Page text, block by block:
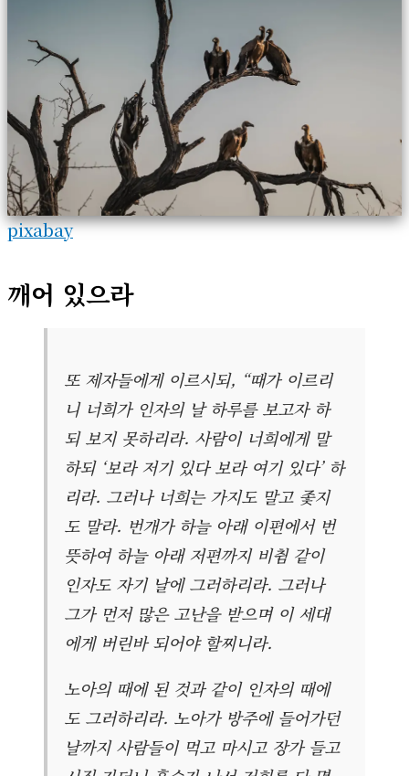
pixabay
깨어 있으라
또 제자들에게 이르시되, “때가 이르리
니 너희가 인자의 날 하루를 보고자 하
되 보지 못하리라. 사람이 너희에게 말
하되 ‘보라 저기 있다 보라 여기 있다’ 하
리라. 그러나 너희는 가지도 말고 좇지
도 말라. 번개가 하늘 아래 이편에서 번
뜻하여 하늘 아래 저편까지 비췸 같이
인자도 자기 날에 그러하리라. 그러나
그가 먼저 많은 고난을 받으며 이 세대
에게 버린바 되어야 할찌니라.
노아의 때에 된 것과 같이 인자의 때에
도 그러하리라. 노아가 방주에 들어가던
날까지 사람들이 먹고 마시고 장가 들고